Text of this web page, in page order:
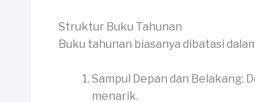
Struktur Buku Tahunan
Buku tahunan biasanya dibatasi
Sampul Depan dan Belakang:
menarik.